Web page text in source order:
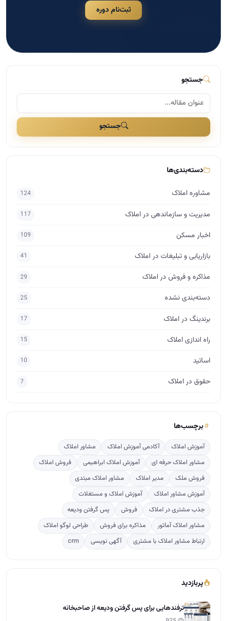
ثبت‌نام دوره
جستجو
جستجو
دسته‌بندی‌ها
مشاوره املاک 124
مدیریت و سازماندهی در املاک 117
اخبار مسکن 109
بازاریابی و تبلیغات در املاک 41
مذاکره و فروش در املاک 29
دسته‌بندی نشده 25
برندینگ در املاک 17
راه اندازی املاک 15
اساتید 10
حقوق در املاک 7
برچسب‌ها
آموزش املاک آکادمی آموزش املاک
مشاور املاک
مشاور املاک حرفه ای
آموزش املاک ابراهیمی
فروش املاک
فروش ملک
مدیر املاک
مشاور املاک مبتدی
آموزش مشاور املاک
آموزش املاک و مستغلات
جذب مشتری در املاک
فروش
پس گرفتن ودیعه
مشاور املاک آماتور
مذاکره برای فروش
طراحی لوگو املاک
ارتباط مشاور املاک با مشتری
آگهی نویسی crm
پربازدید
ترفندهایی برای پس گرفتن ودیعه از صاحبخانه